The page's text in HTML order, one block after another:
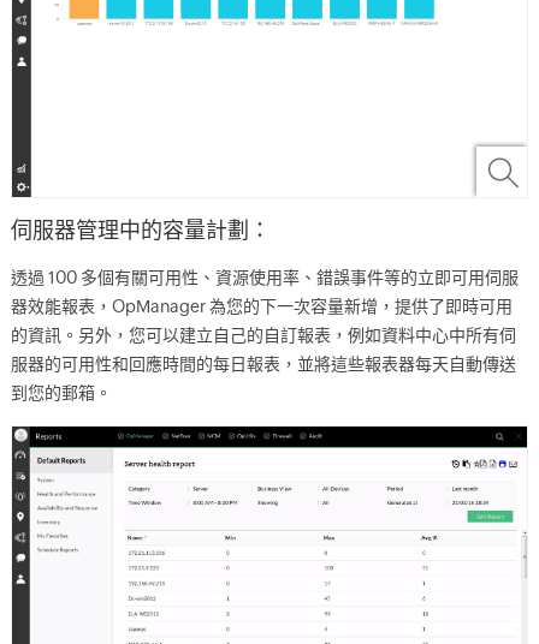
伺服器管理中的容量計劃：
透過 100 多個有關可用性、資源使用率、錯誤事件等的立即可用伺服
器效能報表，OpManager 為您的下一次容量新增，提供了即時可用
的資訊。另外，您可以建立自己的自訂報表，例如資料中心中所有伺
服器的可用性和回應時間的每日報表，並將這些報表器每天自動傳送
到您的郵箱。